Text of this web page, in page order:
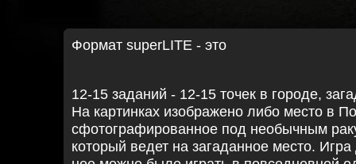
Формат superLITE - это
12-15 заданий - 12-15 точек в городе,
На картинках изображено либо место в
сфотографированное под необычным
который ведет на загаданное место. Игра